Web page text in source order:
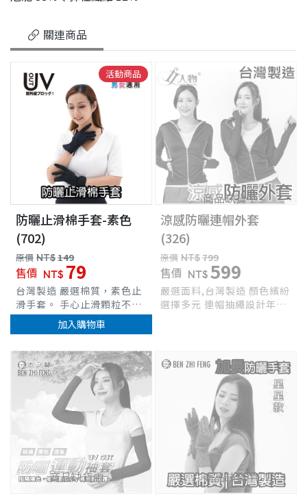
關連商品
活動商品
防曬止滑棉手套-素色
(702)
原價 NT$149
售價 NT$ 79
台灣製造 嚴選棉質，素色止
滑手套。 手心止滑顆粒不滑
溜．輕薄透氣．舒適服貼。
柔細舒適不緊繃，男女都適
受紫外線傷害 ，騎車、單車
都適用
加入購物車
涼感防曬連帽外套
(326)
原價 NT$799
售價 NT$ 599
嚴選面料,台灣製造 顏色繽紛
選擇多元 連帽抽繩設計年輕
- 商品缺貨中 -
- 商品缺貨中 - - 商品缺貨中 -